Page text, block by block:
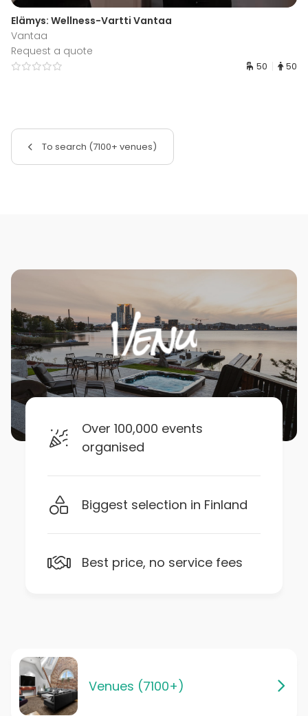
Elämys: Wellness-Vartti Vantaa
Vantaa
Request a quote
50 50
To search (7100+ venues)
Over 100,000 events
organised
Biggest selection in Finland
Best price, no service fees
Venues (7100+)